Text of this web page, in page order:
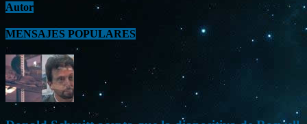
Autor
MENSAJES POPULARES